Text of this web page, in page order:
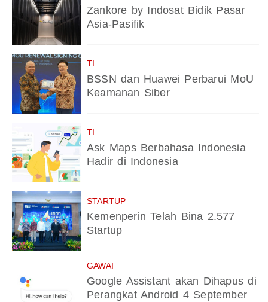
Zankore by Indosat Bidik Pasar
Asia-Pasifik
TI
BSSN dan Huawei Perbarui MoU
Keamanan Siber
TI
Ask Maps Berbahasa Indonesia
Hadir di Indonesia
STARTUP
Kemenperin Telah Bina 2.577
Startup
GAWAI
Google Assistant akan Dihapus di
Perangkat Android 4 September